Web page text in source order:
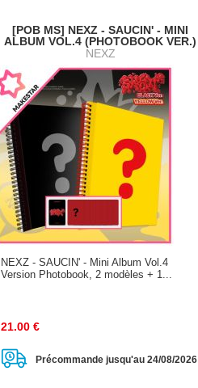
[POB MS] NEXZ - SAUCIN' - MINI
ALBUM VOL.4 (PHOTOBOOK VER.)
NEXZ
NEXZ - SAUCIN' - Mini Album Vol.4
Version Photobook, 2 modèles + 1...
21.00 €
Précommande jusqu'au 24/08/2026